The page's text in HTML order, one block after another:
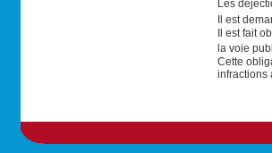
Les
Il est
Il est fait
la voie
Cette
infractions